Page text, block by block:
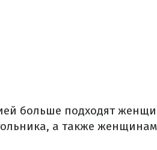
больше подходят
, а также женщинам